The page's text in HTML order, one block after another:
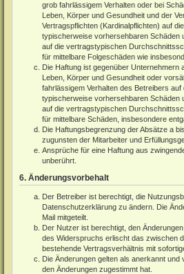
grob fahrlässigem Verhalten oder bei
Leben, Körper und Gesundheit und der
Vertragspflichten (Kardinalpflichten) auf
typischerweise vorhersehbaren Schäden
auf die vertragstypischen
für mittelbare Folgeschäden wie
Die Haftung ist gegenüber Unternehmern
Leben, Körper und Gesundheit oder
fahrlässigem Verhalten des Betreibers
typischerweise vorhersehbaren Schäden
auf die vertragstypischen
für mittelbare Schäden, insbesondere
Die Haftungsbegrenzung der Absätze a
zugunsten der Mitarbeiter und
Ansprüche für eine Haftung aus
unberührt.
6. Änderungsvorbehalt
Der Betreiber ist berechtigt, die
Datenschutzerklärung zu ändern. Die
Mail mitgeteilt.
Der Nutzer ist berechtigt, den
des Widerspruchs erlischt das zwischen
bestehende Vertragsverhältnis mit
Die Änderungen gelten als anerkannt
den Änderungen zugestimmt hat.